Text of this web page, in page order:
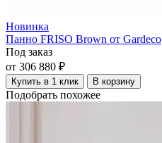
Новинка
Панно FRISO Brown от Gardeco
Под заказ
от 306 880 ₽
Купить в 1 клик В корзину
Подобрать похожее